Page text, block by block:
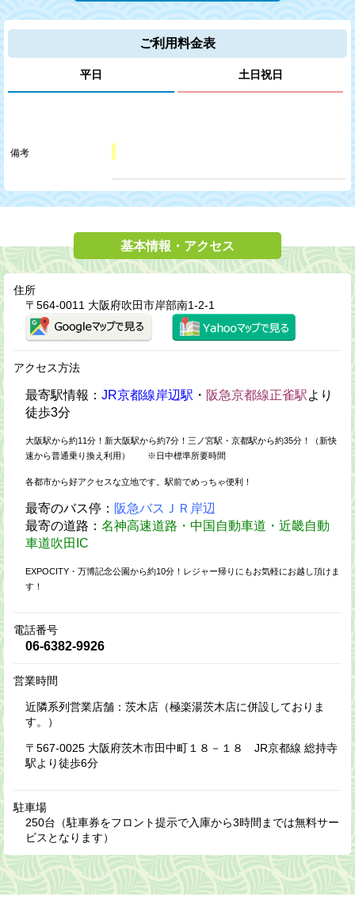
ご利用料金表
平日 土日祝日
備考
基本情報・アクセス
住所
〒564-0011 大阪府吹田市岸部南1-2-1
アクセス方法
最寄駅情報： JR京都線岸辺駅 ・ 阪急京都線正雀駅より
徒歩3分
大阪駅から約11分！新大阪駅から約7分！三ノ宮駅・京都駅から約35分！（新快
速から普通乗り換え利用） ※日中標準所要時間
各都市から好アクセスな立地です。駅前でめっちゃ便利！
最寄のバス停： 阪急バスＪＲ岸辺
最寄の道路： 名神高速道路・中国自動車道・近畿自動
車道吹田IC
EXPOCITY・万博記念公園から約10分！レジャー帰りにもお気軽にお越し頂けま
す！
電話番号
06-6382-9926
営業時間
近隣系列営業店舗：茨木店（極楽湯茨木店に併設しておりま
す。）
〒567-0025 大阪府茨木市田中町１８－１８ JR京都線 総持寺
駅より徒歩6分
駐車場
250台（駐車券をフロント提示で入庫から3時間までは無料サー
ビスとなります）